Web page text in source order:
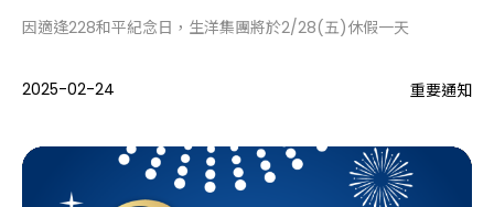
因適逢228和平紀念日，生洋集團將於2/28(五)休假一天
2025-02-24 重要通知